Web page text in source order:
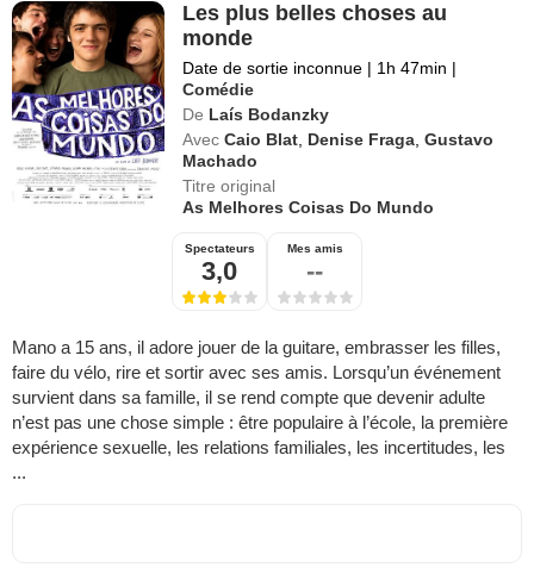
Les plus belles choses au
monde
Date de sortie inconnue | 1h 47min |
Comédie
De Laís Bodanzky
Avec Caio Blat, Denise Fraga,Gustavo
Machado
Titre original
As Melhores Coisas Do Mundo
Spectateurs
3,0
Mes amis
--
Mano a 15 ans, il adore jouer de la guitare, embrasser les filles,
faire du vélo, rire et sortir avec ses amis. Lorsqu’un événement
survient dans sa famille, il se rend compte que devenir adulte
n’est pas une chose simple : être populaire à l’école, la première
expérience sexuelle, les relations familiales, les incertitudes, les
...